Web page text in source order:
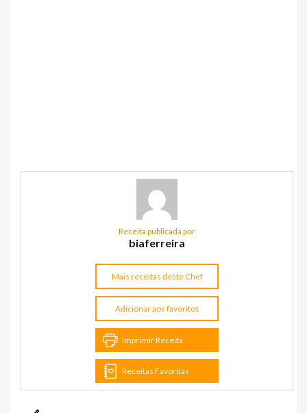
Receita publicada por
biaferreira
Mais receitas deste Chef
Adicionar aos favoritos
Imprimir Receita
Receitas Favoritas